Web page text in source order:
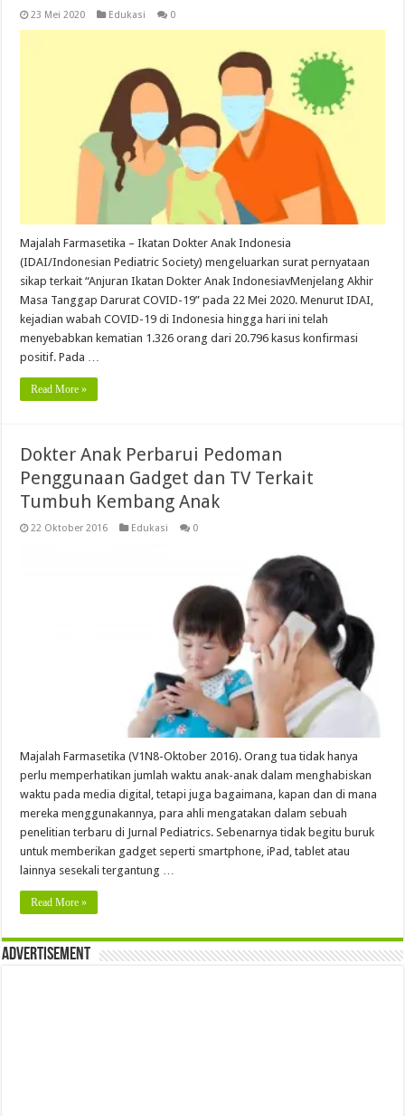
23 Mei 2020 Edukasi 0
Majalah Farmasetika – Ikatan Dokter Anak Indonesia
(IDAI/Indonesian Pediatric Society) mengeluarkan surat pernyataan
sikap terkait “Anjuran Ikatan Dokter Anak IndonesiavMenjelang Akhir
Masa Tanggap Darurat COVID-19” pada 22 Mei 2020. Menurut IDAI,
kejadian wabah COVID-19 di Indonesia hingga hari ini telah
menyebabkan kematian 1.326 orang dari 20.796 kasus konfirmasi
positif. Pada …
Read More »
Dokter Anak Perbarui Pedoman
Penggunaan Gadget dan TV Terkait
Tumbuh Kembang Anak
22 Oktober 2016 Edukasi 0
Majalah Farmasetika (V1N8-Oktober 2016). Orang tua tidak hanya
perlu memperhatikan jumlah waktu anak-anak dalam menghabiskan
waktu pada media digital, tetapi juga bagaimana, kapan dan di mana
mereka menggunakannya, para ahli mengatakan dalam sebuah
penelitian terbaru di Jurnal Pediatrics. Sebenarnya tidak begitu buruk
untuk memberikan gadget seperti smartphone, iPad, tablet atau
lainnya sesekali tergantung …
Read More »
Advertisement